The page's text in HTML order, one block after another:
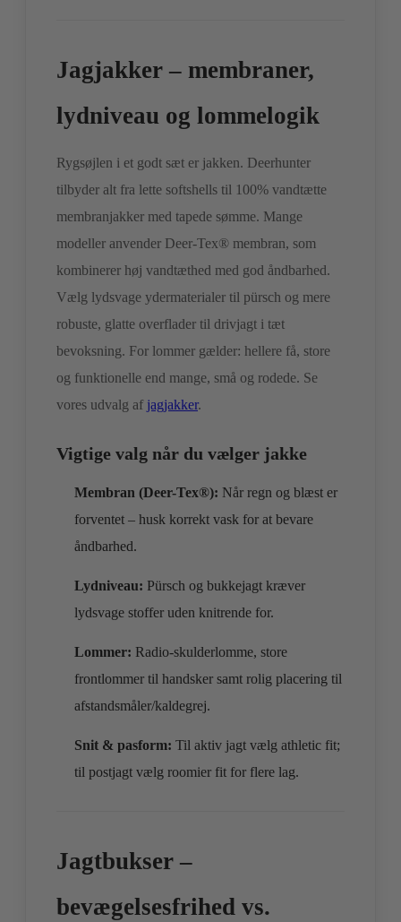
Jagjakker – membraner,
lydniveau og lommelogik
Rygsøjlen i et godt sæt er jakken. Deerhunter
tilbyder alt fra lette softshells til 100% vandtætte
membranjakker med tapede sømme. Mange
modeller anvender Deer-Tex® membran, som
kombinerer høj vandtæthed med god åndbarhed.
Vælg lydsvage ydermaterialer til pürsch og mere
robuste, glatte overflader til drivjagt i tæt
bevoksning. For lommer gælder: hellere få, store
og funktionelle end mange, små og rodede. Se
vores udvalg af jagjakker.
Vigtige valg når du vælger jakke
Membran (Deer-Tex®): Når regn og blæst er
forventet – husk korrekt vask for at bevare
åndbarhed.
Lydniveau: Pürsch og bukkejagt kræver
lydsvage stoffer uden knitrende for.
Lommer: Radio-skulderlomme, store
frontlommer til handsker samt rolig placering til
afstandsmåler/kaldegrej.
Snit & pasform: Til aktiv jagt vælg athletic fit;
til postjagt vælg roomier fit for flere lag.
Jagtbukser –
bevægelsesfrihed vs.